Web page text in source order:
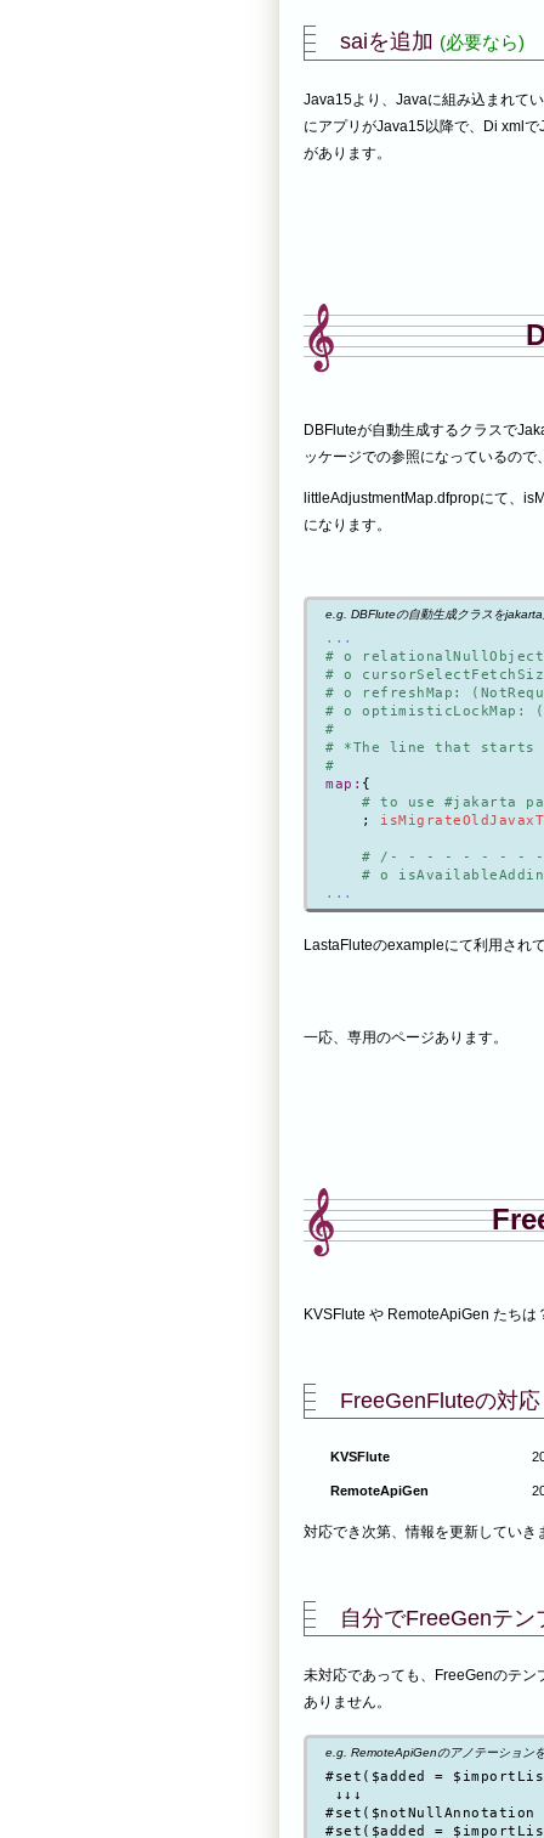
saiを追加 (必要なら)
Java15より、Javaに組み込まれて
にアプリがJava15以降で、Di xml
があります。
DBFluteが自動生成するクラスで
ッケージでの参照になっているの
littleAdjustmentMap.dfpropにて、
になります。
e.g. DBFluteの自動生成クラスを
...
# o
# o
# o refreshMap:
# o optimisticLockMap:
#
# *The line that starts
#
map: {
# to use #jakarta
    ;
# /- - - - - - - -
# o
...
LastaFluteのexampleにて利用され
一応、専用のページあります。
KVSFlute や RemoteApiGen たちは
FreeGenFluteの対
KVSFlute
RemoteApiGen
対応でき次第、情報を更新していき
自分でFreeGenテ
未対応であっても、FreeGenのテ
ありません。
e.g. RemoteApiGenのアノテーション
#set($added =
↓↓↓
#set($added =